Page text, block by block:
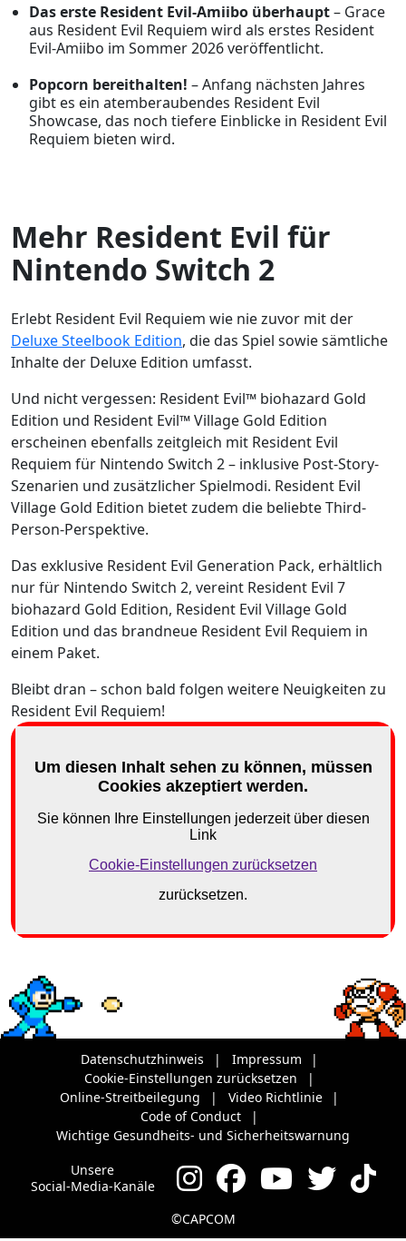
Das erste Resident Evil-Amiibo überhaupt– Grace
aus Resident Evil Requiem wird als erstes Resident
Evil-Amiibo im Sommer 2026 veröffentlicht.
Popcorn bereithalten! – Anfang nächsten Jahres
gibt es ein atemberaubendes Resident Evil
Showcase, das noch tiefere Einblicke in Resident Evil
Requiem bieten wird.
Mehr Resident Evil für
Nintendo Switch 2
Erlebt Resident Evil Requiem wie nie zuvor mit der
Deluxe Steelbook Edition, die das Spiel sowie sämtliche
Inhalte der Deluxe Edition umfasst.
Und nicht vergessen: Resident Evil™ biohazard Gold
Edition und Resident Evil™ Village Gold Edition
erscheinen ebenfalls zeitgleich mit Resident Evil
Requiem für Nintendo Switch 2 – inklusive Post-Story-
Szenarien und zusätzlicher Spielmodi. Resident Evil
Village Gold Edition bietet zudem die beliebte Third-
Person-Perspektive.
Das exklusive Resident Evil Generation Pack, erhältlich
nur für Nintendo Switch 2, vereint Resident Evil 7
biohazard Gold Edition, Resident Evil Village Gold
Edition und das brandneue Resident Evil Requiem in
einem Paket.
Bleibt dran – schon bald folgen weitere Neuigkeiten zu
Resident Evil Requiem!
Datenschutzhinweis
Impressum
Cookie-Einstellungen zurücksetzen
Online-Streitbeilegung
Video Richtlinie
Code of Conduct
Wichtige Gesundheits- und Sicherheitswarnung
Unsere
Social-Media-Kanäle
©CAPCOM